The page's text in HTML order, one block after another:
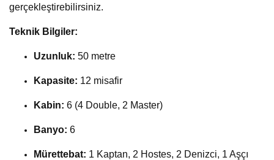
gerçekleştirebilirsiniz.
Teknik Bilgiler:
Uzunluk: 50 metre
Kapasite: 12 misafir
Kabin: 6 (4 Double, 2 Master)
Banyo: 6
Mürettebat: 1 Kaptan, 2 Hostes, 2 Denizci, 1 Aşçı